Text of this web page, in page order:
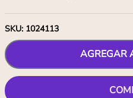
SKU: 1024113
AGREGAR